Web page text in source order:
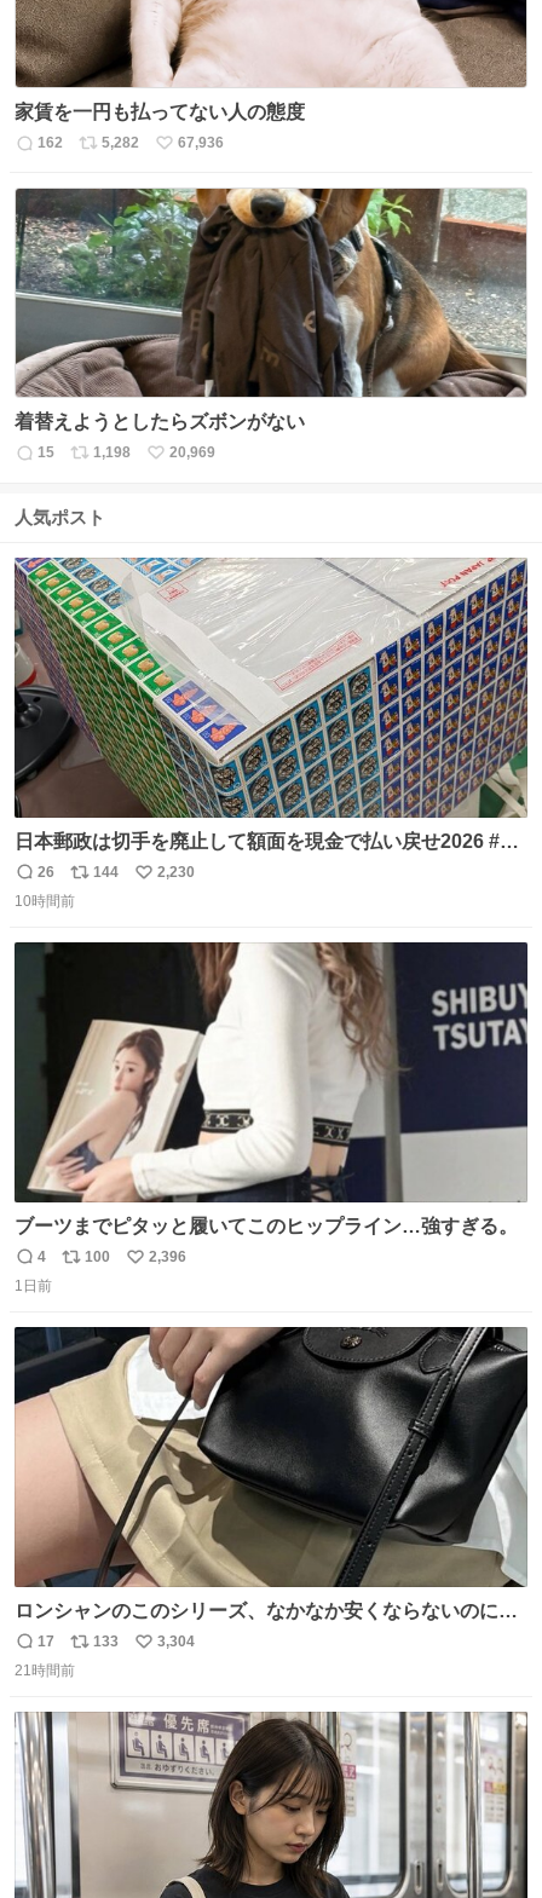
家賃を一円も払ってない人の態度
返
162
リ
ト
数
5,282
い
ね
数
67,936
着替えようとしたらズボンがない
返
数
15
リ
ス
数
1,198
い
20,969
人気ポスト
日本郵政は切手を廃止して額面を現金で払い戻せ2026 #日
本郵政 @JapanPostHD_PR
返
信
26
リ
ポ
144
い
2,230
10時間前
ブーツまでピタッと履いてこのヒップライン…強すぎる。
返
信
4
リ
ト
100
い
数
2,396
1日前
ロンシャンのこのシリーズ、なかなか安くならないのにセ
ール価格になってる🖤✨レザーなのが反則級にかわいい。
持ってるだけでコーデが格上げされる。
返
信
17
リ
ポ
数
133
い
数
3,304
21時間前